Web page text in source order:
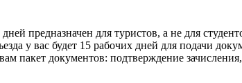
предназначен для туристов, а не для
у вас будет 15 рабочих дней для подачи
пакет документов: подтверждение